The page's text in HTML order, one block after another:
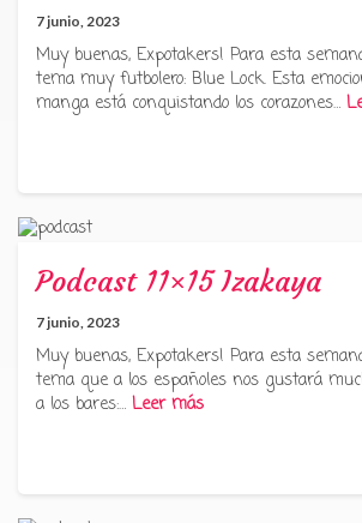
7 junio, 2023
Muy buenas, Expotakers! Para esta
tema muy futbolero: Blue Lock. Esta
manga está conquistando los corazones…
Podcast 11×15 Izakaya
7 junio, 2023
Muy buenas, Expotakers! Para esta
tema que a los españoles nos gustará
a los bares:… Leer más